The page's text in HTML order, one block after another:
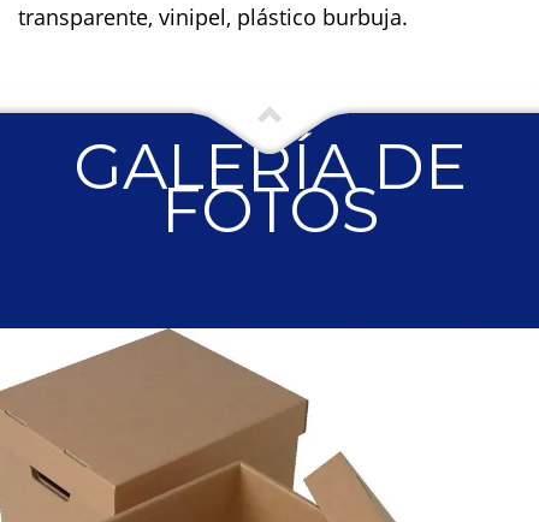
transparente, vinipel, plástico burbuja.
GALERÍA DE
FOTOS